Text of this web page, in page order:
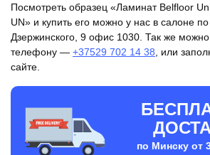
BF80-
7195-
UN
Посмотреть образец «Ламинат Belfloor
UN» и купить его можно у нас в салоне
Дзержинского, 9 офис 1030. Так же
телефону — +37529 702 14 38 , или
сайте.
по Минску от